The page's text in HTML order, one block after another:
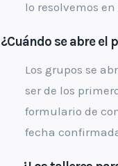
lo resolvemos
¿Cuándo se abre el
Los grupos se
ser de los
formulario de
fecha